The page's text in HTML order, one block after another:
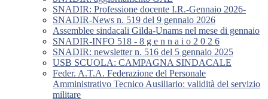
SNADIR: Professione docente I.R.-Gennaio 2026-
SNADIR-News n. 519 del 9 gennaio 2026
Assemblee sindacali Gilda-Unams nel mese di gennaio
SNADIR-INFO 518 - 8 g e n n a i o 2 0 2 6
SNADIR: newsletter n. 516 del 5 gennaio 2025
USB SCUOLA: CAMPAGNA SINDACALE
Feder. A.T.A. Federazione del Personale
Amministrativo Tecnico Ausiliario: validità del servizio
militare